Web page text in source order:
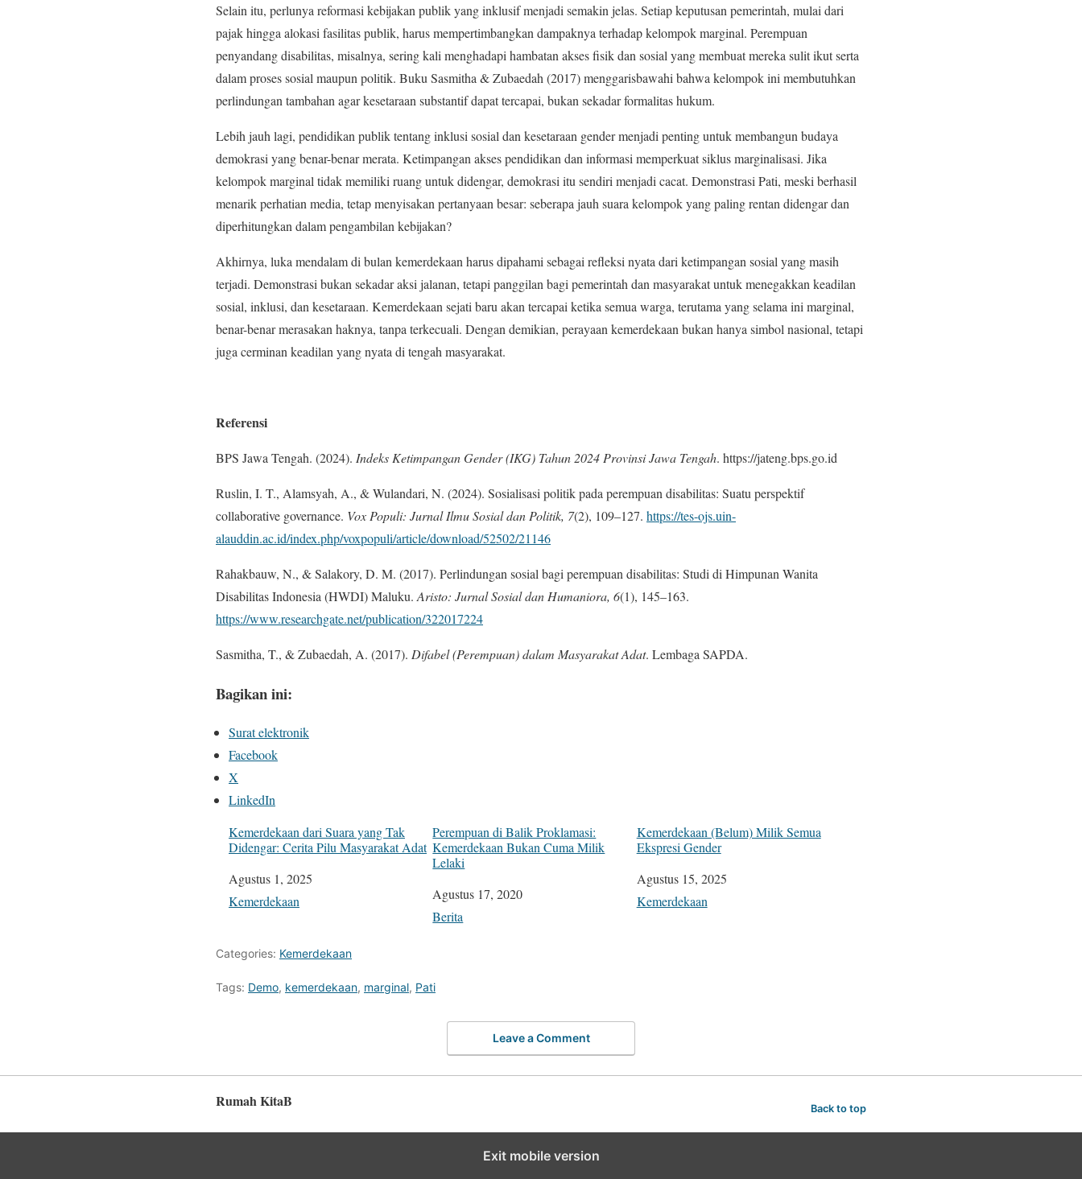
Selain itu, perlunya reformasi kebijakan publik yang inklusif menjadi semakin jelas. Setiap keputusan pemerintah, mulai dari
pajak hingga alokasi fasilitas publik, harus mempertimbangkan dampaknya terhadap kelompok marginal. Perempuan
penyandang disabilitas, misalnya, sering kali menghadapi hambatan akses fisik dan sosial yang membuat mereka sulit ikut serta
dalam proses sosial maupun politik. Buku Sasmitha & Zubaedah (2017) menggarisbawahi bahwa kelompok ini membutuhkan
perlindungan tambahan agar kesetaraan substantif dapat tercapai, bukan sekadar formalitas hukum.
Lebih jauh lagi, pendidikan publik tentang inklusi sosial dan kesetaraan gender menjadi penting untuk membangun budaya
demokrasi yang benar-benar merata. Ketimpangan akses pendidikan dan informasi memperkuat siklus marginalisasi. Jika
kelompok marginal tidak memiliki ruang untuk didengar, demokrasi itu sendiri menjadi cacat. Demonstrasi Pati, meski berhasil
menarik perhatian media, tetap menyisakan pertanyaan besar: seberapa jauh suara kelompok yang paling rentan didengar dan
diperhitungkan dalam pengambilan kebijakan?
Akhirnya, luka mendalam di bulan kemerdekaan harus dipahami sebagai refleksi nyata dari ketimpangan sosial yang masih
terjadi. Demonstrasi bukan sekadar aksi jalanan, tetapi panggilan bagi pemerintah dan masyarakat untuk menegakkan keadilan
sosial, inklusi, dan kesetaraan. Kemerdekaan sejati baru akan tercapai ketika semua warga, terutama yang selama ini marginal,
benar-benar merasakan haknya, tanpa terkecuali. Dengan demikian, perayaan kemerdekaan bukan hanya simbol nasional, tetapi
juga cerminan keadilan yang nyata di tengah masyarakat.
Referensi
BPS Jawa Tengah. (2024). Indeks Ketimpangan Gender (IKG) Tahun 2024 Provinsi Jawa Tengah. https://jateng.bps.go.id
Ruslin, I. T., Alamsyah, A., & Wulandari, N. (2024). Sosialisasi politik pada perempuan disabilitas: Suatu perspektif
collaborative governance. Vox Populi: Jurnal Ilmu Sosial dan Politik, 7(2), 109–127. https://tes-ojs.uin-
alauddin.ac.id/index.php/voxpopuli/article/download/52502/21146
Rahakbauw, N., & Salakory, D. M. (2017). Perlindungan sosial bagi perempuan disabilitas: Studi di Himpunan Wanita
Disabilitas Indonesia (HWDI) Maluku. Aristo: Jurnal Sosial dan Humaniora, 6(1), 145–163.
https://www.researchgate.net/publication/322017224
Sasmitha, T., & Zubaedah, A. (2017). Difabel (Perempuan) dalam Masyarakat Adat. Lembaga SAPDA.
Bagikan ini:
Surat elektronik
Facebook
X
LinkedIn
Kemerdekaan dari Suara yang Tak
Didengar: Cerita Pilu Masyarakat Adat
Tanggal
Agustus 1, 2025
Sehubungan dengan
Kemerdekaan
Perempuan di Balik Proklamasi:
Kemerdekaan Bukan Cuma Milik
Lelaki
Tanggal
Agustus 17, 2020
Sehubungan dengan
Berita
Kemerdekaan (Belum) Milik Semua
Ekspresi Gender
Tanggal
Agustus 15, 2025
Sehubungan dengan
Kemerdekaan
Categories: Kemerdekaan
Tags: Demo, kemerdekaan, marginal, Pati
Leave a Comment
Rumah KitaB Back to top
Exit mobile version